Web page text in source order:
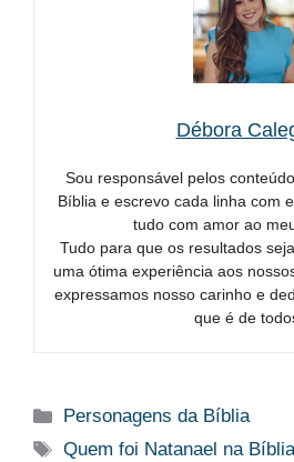
Débora
Sou responsável pelos
Bíblia e escrevo cada linha com
tudo com amor ao
Tudo para que os resultados
uma ótima experiência aos
expressamos nosso carinho e
que é de
Categorias
Personagens da Bíblia
Tags
Quem foi Natanael na